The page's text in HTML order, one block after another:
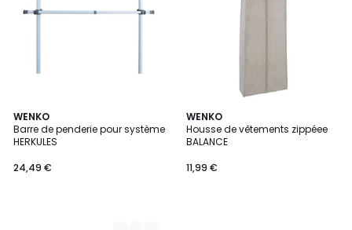
WENKO
Barre de penderie pour système
HERKULES
24,49 €
2
Couleurs
WENKO
Housse de vêtements zippéee
BALANCE
11,99 €